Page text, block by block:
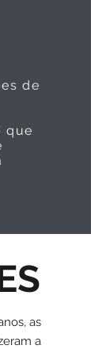
de
que
as
a